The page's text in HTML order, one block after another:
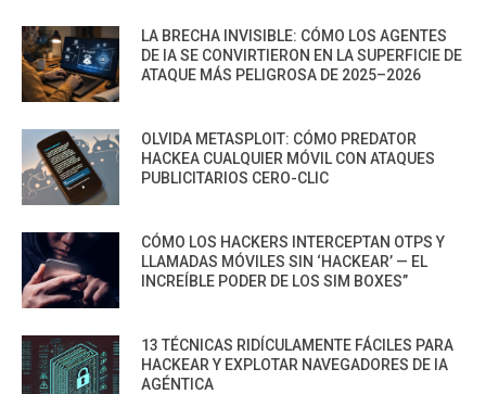
LA BRECHA INVISIBLE: CÓMO LOS AGENTES
DE IA SE CONVIRTIERON EN LA SUPERFICIE DE
ATAQUE MÁS PELIGROSA DE 2025–2026
OLVIDA METASPLOIT: CÓMO PREDATOR
HACKEA CUALQUIER MÓVIL CON ATAQUES
PUBLICITARIOS CERO-CLIC
CÓMO LOS HACKERS INTERCEPTAN OTPS Y
LLAMADAS MÓVILES SIN ‘HACKEAR’ — EL
INCREÍBLE PODER DE LOS SIM BOXES”
13 TÉCNICAS RIDÍCULAMENTE FÁCILES PARA
HACKEAR Y EXPLOTAR NAVEGADORES DE IA
AGÉNTICA